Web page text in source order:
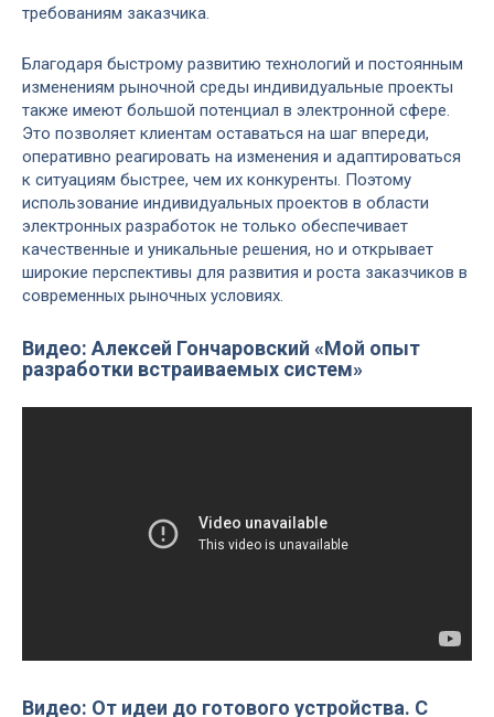
требованиям заказчика.
Благодаря быстрому развитию технологий и постоянным
изменениям рыночной среды индивидуальные проекты
также имеют большой потенциал в электронной сфере.
Это позволяет клиентам оставаться на шаг впереди,
оперативно реагировать на изменения и адаптироваться
к ситуациям быстрее, чем их конкуренты. Поэтому
использование индивидуальных проектов в области
электронных разработок не только обеспечивает
качественные и уникальные решения, но и открывает
широкие перспективы для развития и роста заказчиков в
современных рыночных условиях.
Видео: Алексей Гончаровский «Мой опыт
разработки встраиваемых систем»
Видео: От идеи до готового устройства. С